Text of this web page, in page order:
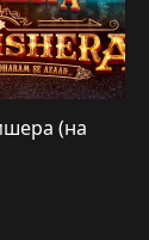
(на